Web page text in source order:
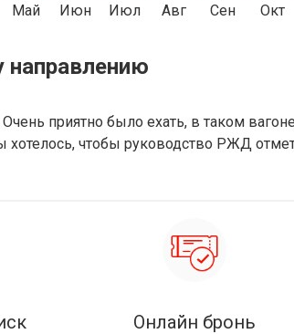
Май Июн Июл Авг Сен Окт
направлению
приятно было ехать, в таком
чтобы руководство РЖД
Онлайн бронь